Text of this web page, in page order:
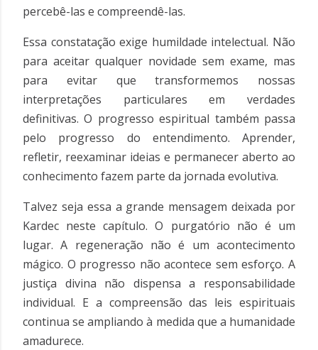
percebê-las e compreendê-las.
Essa constatação exige humildade intelectual. Não
para aceitar qualquer novidade sem exame, mas
para evitar que transformemos nossas
interpretações particulares em verdades
definitivas. O progresso espiritual também passa
pelo progresso do entendimento. Aprender,
refletir, reexaminar ideias e permanecer aberto ao
conhecimento fazem parte da jornada evolutiva.
Talvez seja essa a grande mensagem deixada por
Kardec neste capítulo. O purgatório não é um
lugar. A regeneração não é um acontecimento
mágico. O progresso não acontece sem esforço. A
justiça divina não dispensa a responsabilidade
individual. E a compreensão das leis espirituais
continua se ampliando à medida que a humanidade
amadurece.